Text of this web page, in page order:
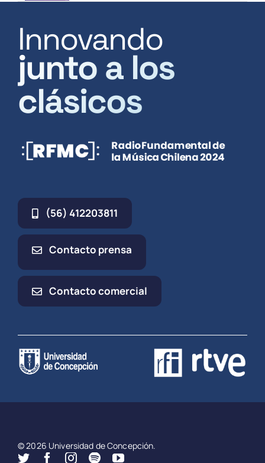
Innovando
junto a los
clásicos
(56) 412203811
Contacto prensa
Contacto comercial
© 2026 Universidad de Concepción.